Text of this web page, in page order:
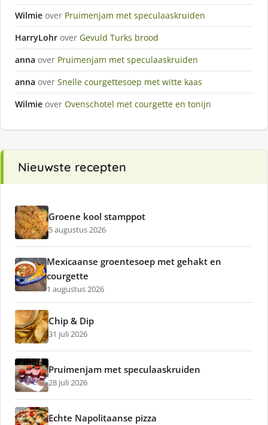
Wilmie over Pruimenjam met speculaaskruiden
HarryLohr over Gevuld Turks brood
anna over Pruimenjam met speculaaskruiden
anna over Snelle courgettesoep met witte kaas
Wilmie over Ovenschotel met courgette en tonijn
Nieuwste recepten
Groene kool stamppot
5 augustus 2026
Mexicaanse groentesoep met gehakt en
courgette
1 augustus 2026
Chip & Dip
31 juli 2026
Pruimenjam met speculaaskruiden
28 juli 2026
Echte Napolitaanse pizza